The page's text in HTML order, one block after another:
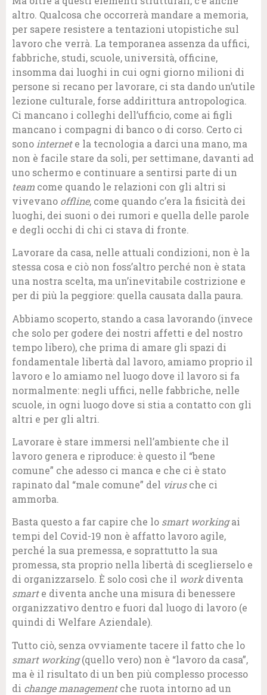
altro. Qualcosa che occorrerà mandare a memoria,
per sapere resistere a tentazioni utopistiche sul
lavoro che verrà. La temporanea assenza da uffici,
fabbriche, studi, scuole, università, officine,
insomma dai luoghi in cui ogni giorno milioni di
persone si recano per lavorare, ci sta dando un’utile
lezione culturale, forse addirittura antropologica.
Ci mancano i colleghi dell’ufficio, come ai figli
mancano i compagni di banco o di corso. Certo ci
sono internete la tecnologia a darci una mano, ma
non è facile stare da soli, per settimane, davanti ad
uno schermo e continuare a sentirsi parte di un
team come quando le relazioni con gli altri si
vivevano offline, come quando c’era la fisicità dei
luoghi, dei suoni o dei rumori e quella delle parole
e degli occhi di chi ci stava di fronte.
Lavorare da casa, nelle attuali condizioni, non è la
stessa cosa e ciò non foss’altro perché non è stata
una nostra scelta, ma un’inevitabile costrizione e
per di più la peggiore: quella causata dalla paura.
Abbiamo scoperto, stando a casa lavorando (invece
che solo per godere dei nostri affetti e del nostro
tempo libero), che prima di amare gli spazi di
fondamentale libertà dal lavoro, amiamo proprio il
lavoro e lo amiamo nel luogo dove il lavoro si fa
normalmente: negli uffici, nelle fabbriche, nelle
scuole, in ogni luogo dove si stia a contatto con gli
altri e per gli altri.
Lavorare è stare immersi nell’ambiente che il
lavoro genera e riproduce: è questo il “bene
comune” che adesso ci manca e che ci è stato
rapinato dal “male comune” del virusche ci
ammorba.
Basta questo a far capire che lo smart workingai
tempi del Covid-19 non è affatto lavoro agile,
perché la sua premessa, e soprattutto la sua
promessa, sta proprio nella libertà di sceglierselo e
di organizzarselo. È solo così che il workdiventa
smarte diventa anche una misura di benessere
organizzativo dentro e fuori dal luogo di lavoro (e
quindi di Welfare Aziendale).
Tutto ciò, senza ovviamente tacere il fatto che lo
smart working(quello vero) non è “lavoro da casa”,
ma è il risultato di un ben più complesso processo
di change managementche ruota intorno ad un